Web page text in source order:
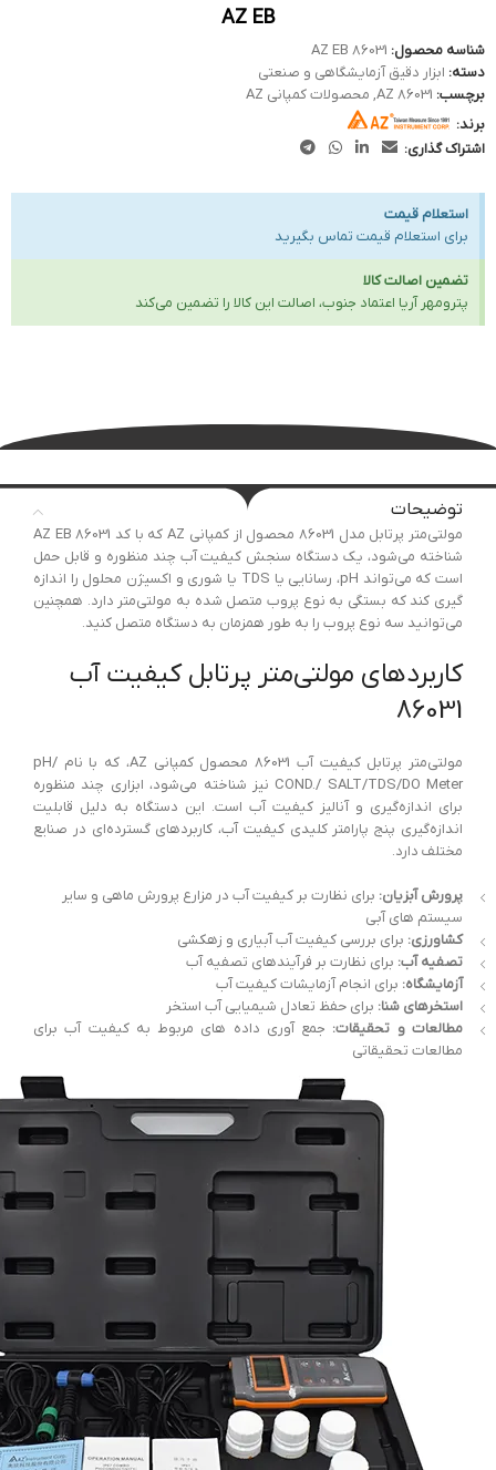
AZ EB
شناسه محصول: 86031 AZ EB
دسته: ابزار دقیق آزمایشگاهی و صنعتی
برچسب: AZ 86031
, محصولات کمپانی AZ
برند:
اشتراک گذاری:
استعلام قیمت
برای استعلام قیمت تماس بگیرید
تضمین اصالت کالا
پترومهر آریا اعتماد جنوب، اصالت این کالا را تضمین می‌کند
توضیحات
مولتی‌متر پرتابل مدل 86031 محصول از کمپانی AZ که با کد 86031 AZ EB
شناخته می‌شود، یک دستگاه سنجش کیفیت آب چند منظوره و قابل حمل
است که می‌تواند pH، رسانایی یا TDS یا شوری و اکسیژن محلول را اندازه
گیری کند که بستگی به نوع پروب متصل شده به مولتی‌متر دارد. همچنین
می‌توانید سه نوع پروب را به طور همزمان به دستگاه متصل کنید.
کاربردهای مولتی‌متر پرتابل کیفیت آب
86031
مولتی‌متر پرتابل کیفیت آب 86031 محصول کمپانی AZ، که با نام pH/
COND./ SALT/TDS/DO Meter نیز شناخته می‌شود، ابزاری چند منظوره
برای اندازه‌گیری و آنالیز کیفیت آب است. این دستگاه به دلیل قابلیت
اندازه‌گیری پنج پارامتر کلیدی کیفیت آب، کاربردهای گسترده‌ای در صنایع
مختلف دارد.
پرورش آبزیان: برای نظارت بر کیفیت آب در مزارع پرورش ماهی و سایر
سیستم های آبی
کشاورزی: برای بررسی کیفیت آب آبیاری و زهکشی
تصفیه آب: برای نظارت بر فرآیندهای تصفیه آب
آزمایشگاه: برای انجام آزمایشات کیفیت آب
استخرهای شنا: برای حفظ تعادل شیمیایی آب استخر
مطالعات و تحقیقات: جمع آوری داده های مربوط به کیفیت آب برای
مطالعات تحقیقاتی